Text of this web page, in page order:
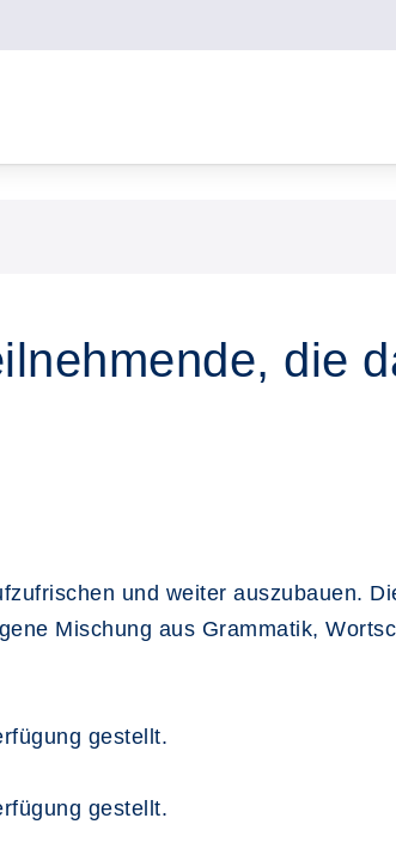
die
und weiter auszubauen.
Mischung aus Grammatik,
gestellt.
gestellt.